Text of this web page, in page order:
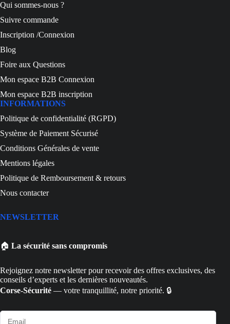
Qui sommes-nous ?
Suivre commande
Inscription /Connexion
Blog
Foire aux Questions
Mon espace B2B Connexion
Mon espace B2B inscription
INFORMATIONS
Politique de confidentialité (RGPD)
Système de Paiement Sécurisé
Conditions Générales de vente
Mentions légales
Politique de Remboursement & retours
Nous contacter
NEWSLETTER
🏠 La sécurité sans compromis
Rejoignez notre newsletter pour recevoir des offres exclusives, des
conseils d’experts et les dernières nouveautés.
Corse-Sécurité — votre tranquillité, notre priorité. 🔒